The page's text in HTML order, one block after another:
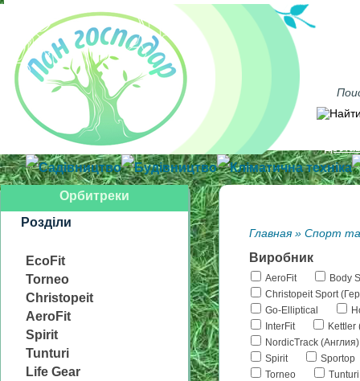
Садівництво Будівництво Кліматична техніка
Орбитреки
Розділи
EcoFit
Torneo
Christopeit
AeroFit
Spirit
Tunturi
Life Gear
Главная» Спорт
Виробник
AeroFit
Body
Christopeit Sport
Go-Elliptical
InterFit
Kettler
NordicTrack (Англия)
Spirit
Sportop
Torneo
Tunturi